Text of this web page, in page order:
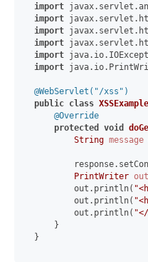
import
import
import
import
import
import
@WebServlet("/xss")
public class XSSExample
@Override
protected
void
String message
PrintWriter out
        out.println(
        out.println(
        out.println(
    }